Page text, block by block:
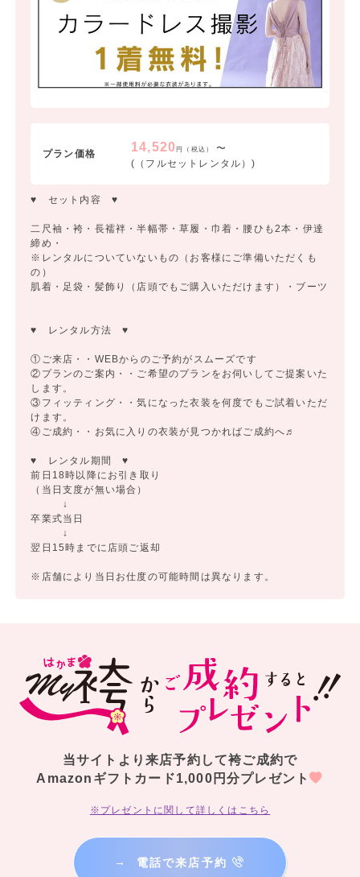
プラン価格 14,520円（税込）
〜
(（フルセットレンタル）)
♥ セット内容 ♥
二尺袖・袴・長襦袢・半幅帯・草履・巾着・腰ひも2本・伊達
締め・
※レンタルについていないもの（お客様にご準備いただくも
の）
肌着・足袋・髪飾り（店頭でもご購入いただけます）・ブーツ
♥ レンタル方法 ♥
①ご来店・・WEBからのご予約がスムーズです
②プランのご案内・・ご希望のプランをお伺いしてご提案いた
します。
③フィッティング・・気になった衣装を何度でもご試着いただ
けます。
④ご成約・・お気に入りの衣装が見つかればご成約へ♬
♥ レンタル期間 ♥
前日18時以降にお引き取り
（当日支度が無い場合）
↓
卒業式当日
↓
翌日15時までに店頭ご返却
※店舗により当日お仕度の可能時間は異なります。
当サイトより来店予約して袴ご成約で
Amazonギフトカード1,000円分プレゼント
※プレゼントに関して詳しくはこちら
→ 電話で来店予約